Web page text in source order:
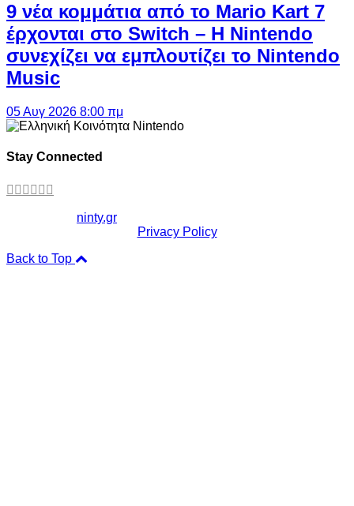
9 νέα κομμάτια από το Mario Kart 7
έρχονται στο Switch – Η Nintendo
συνεχίζει να εμπλουτίζει το Nintendo
Music
05 Αυγ 2026 8:00 πμ
Stay Connected
ninty.gr
Privacy Policy
Back to Top